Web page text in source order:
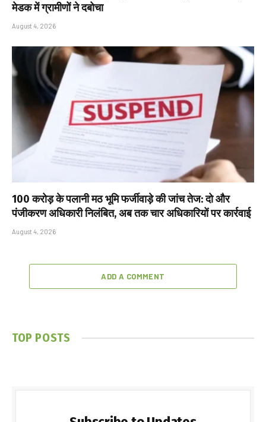
मेडक में ग्रामीणों ने दबोचा
August 4, 2026
₹100 करोड़ के पलानी मठ भूमि फर्जीवाड़े की जांच तेज: दो और
पंजीकरण अधिकारी निलंबित, अब तक चार अधिकारियों पर कार्रवाई
August 4, 2026
ADD A COMMENT
TOP POSTS